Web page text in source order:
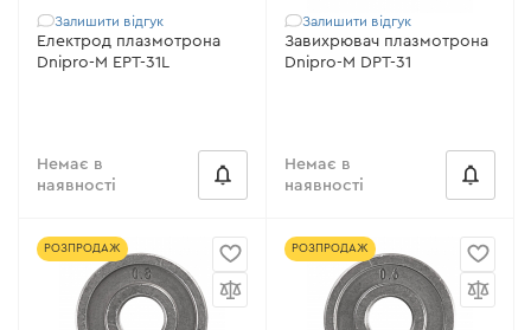
Залишити відгук
Електрод плазмотрона
Dnipro-M EPT-31L
Немає в
наявності
Залишити відгук
Завихрювач плазмотрона
Dnipro-M DPT-31
Немає в
наявності
РОЗПРОДАЖ РОЗПРОДАЖ